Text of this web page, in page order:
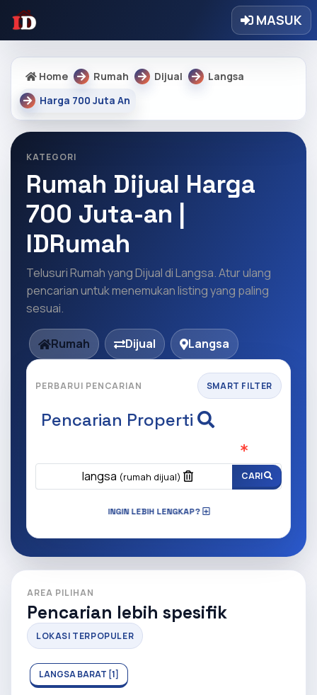
MASUK
Home Rumah Dijual
Langsa
Harga 700 Juta An
KATEGORI
Rumah Dijual Harga
700 Juta-an |
IDRumah
Telusuri Rumah yang Dijual di Langsa. Atur ulang
pencarian untuk menemukan listing yang paling
sesuai.
Rumah Dijual Langsa
PERBARUI PENCARIAN SMART FILTER
Pencarian Properti
langsa (rumah dijual) CARI
INGIN LEBIH LENGKAP?
AREA PILIHAN
Pencarian lebih spesifik
LOKASI TERPOPULER
LANGSA BARAT [1]